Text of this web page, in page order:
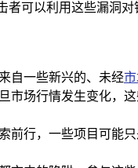
可以利用这些漏洞
自一些新兴的、未经
场行情发生变化，
行，一些项目可能